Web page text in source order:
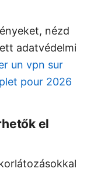
nézd
adatvédelmi
un vpn sur
pour 2026
el